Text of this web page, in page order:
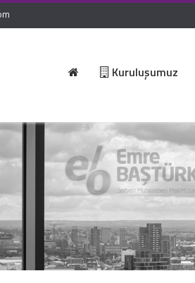
Kuruluşumuz